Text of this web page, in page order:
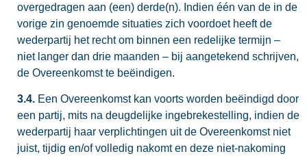
overgedragen aan (een) derde(n). Indien één van de in de
vorige zin genoemde situaties zich voordoet heeft de
wederpartij het recht om binnen een redelijke termijn –
niet langer dan drie maanden – bij aangetekend schrijven,
de Overeenkomst te beëindigen.
3.4. Een Overeenkomst kan voorts worden beëindigd door
een partij, mits na deugdelijke ingebrekestelling, indien de
wederpartij haar verplichtingen uit de Overeenkomst niet
juist, tijdig en/of volledig nakomt en deze niet-nakoming